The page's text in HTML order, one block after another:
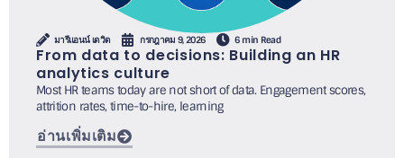
มารีแอนน์ เดวิด กรกฎาคม 9, 2026 6 min Read
From data to decisions: Building an HR
analytics culture
Most HR teams today are not short of data. Engagement scores,
attrition rates, time-to-hire, learning
อ่านเพิ่มเติม